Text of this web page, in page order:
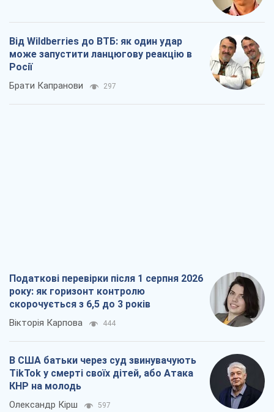
Від Wildberries до ВТБ: як один удар
може запустити ланцюгову реакцію в
Росії
Брати Капранови 297
Податкові перевірки після 1 серпня 2026
року: як горизонт контролю
скорочується з 6,5 до 3 років
Вікторія Карпова 444
В США батьки через суд звинувачують
TikTok у смерті своїх дітей, або Атака
КНР на молодь
Олександр Кірш 597